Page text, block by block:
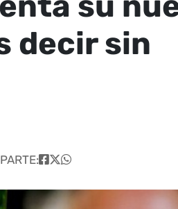
decir sin